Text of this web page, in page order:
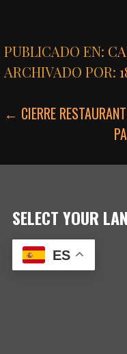
PUBLICADO EN:
ARCHIVADO POR:
← CIERRE
SELECT YOUR
ES